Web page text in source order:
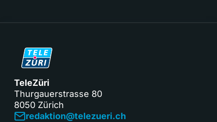
TeleZüri
Thurgauerstrasse 80
8050 Zürich
redaktion@telezueri.ch